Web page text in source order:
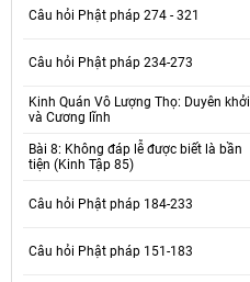
Câu hỏi Phật pháp 274 - 321
Câu hỏi Phật pháp 234-273
Kinh Quán Vô Lượng Thọ: Duyên khởi
và Cương lĩnh
Bài 8: Không đáp lễ được biết là bần
tiện (Kinh Tập 85)
Câu hỏi Phật pháp 184-233
Câu hỏi Phật pháp 151-183